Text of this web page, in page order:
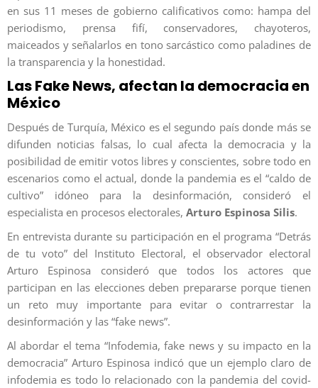
en sus 11 meses de gobierno calificativos como: hampa del
periodismo, prensa fifí, conservadores, chayoteros,
maiceados y señalarlos en tono sarcástico como paladines de
la transparencia y la honestidad.
Las Fake News, afectan la democracia en
México
Después de Turquía, México es el segundo país donde más se
difunden noticias falsas, lo cual afecta la democracia y la
posibilidad de emitir votos libres y conscientes, sobre todo en
escenarios como el actual, donde la pandemia es el “caldo de
cultivo” idóneo para la desinformación, consideró el
especialista en procesos electorales, Arturo Espinosa Silis.
En entrevista durante su participación en el programa “Detrás
de tu voto” del Instituto Electoral, el observador electoral
Arturo Espinosa consideró que todos los actores que
participan en las elecciones deben prepararse porque tienen
un reto muy importante para evitar o contrarrestar la
desinformación y las “fake news”.
Al abordar el tema “Infodemia, fake news y su impacto en la
democracia” Arturo Espinosa indicó que un ejemplo claro de
infodemia es todo lo relacionado con la pandemia del covid-